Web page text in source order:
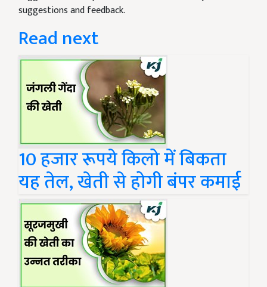
suggestions and feedback.
Read next
10 हजार रूपये किलो में बिकता
यह तेल, खेती से होगी बंपर कमाई